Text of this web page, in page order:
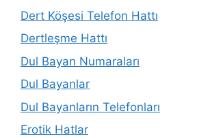
Dert Köşesi Telefon Hattı
Dertleşme Hattı
Dul Bayan Numaraları
Dul Bayanlar
Dul Bayanların Telefonları
Erotik Hatlar